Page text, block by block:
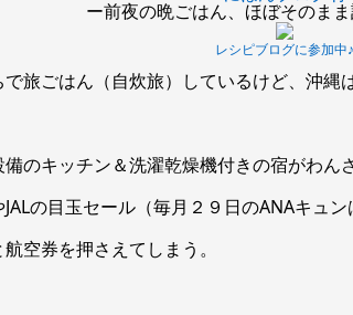
ー前夜の晩ごはん、ほぼそのま
レシピブログに参加中♪
旅ごはん（自炊旅）しているけど、沖縄
のキッチン＆洗濯乾燥機付きの宿がわん
の目玉セール（毎月２９日のANAキュ
空券を押さえてしまう。